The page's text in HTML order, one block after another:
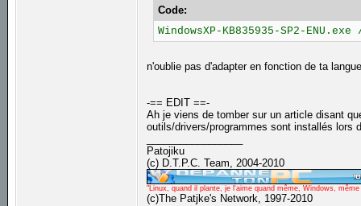
Code:
WindowsXP-KB835935-SP2-
n'oublie pas d'adapter en fonction de ta
-== EDIT ==-
Ah je viens de tomber sur un article disant
outils/drivers/programmes sont installés lors
Patojiku
(c) D.T.P.C. Team, 2004-2010
"Linux, quand il plante, je l'aime quand même, Windows,
(c)The Patjke's Network, 1997-2010